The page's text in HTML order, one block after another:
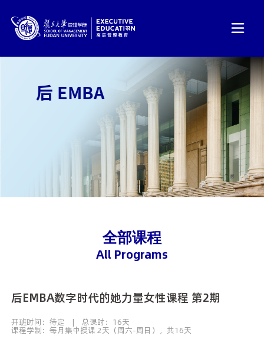
后 EMBA
全部课程
All Programs
后EMBA数字时代的她力量女性课程 第2期
开班时间：待定 | 总课时：16天
课程学制：每月集中授课 2天（周六-周日），共16天